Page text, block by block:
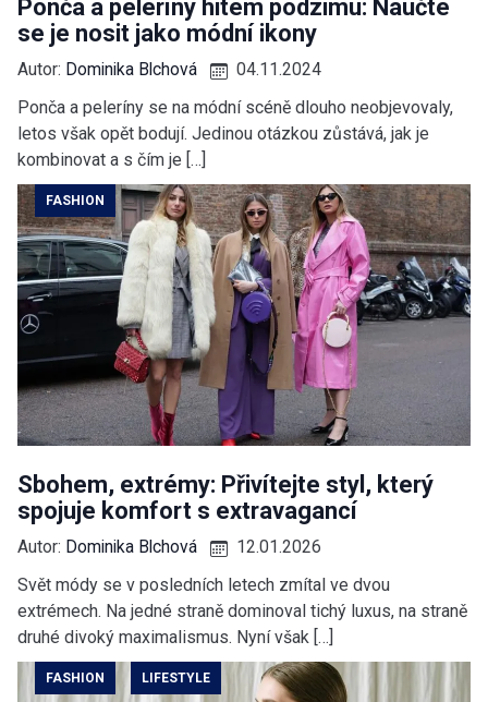
Ponča a peleríny hitem podzimu: Naučte
se je nosit jako módní ikony
Autor: Dominika Blchová
04.11.2024
Ponča a peleríny se na módní scéně dlouho neobjevovaly,
letos však opět bodují. Jedinou otázkou zůstává, jak je
kombinovat a s čím je […]
FASHION
Sbohem, extrémy: Přivítejte styl, který
spojuje komfort s extravagancí
Autor: Dominika Blchová
12.01.2026
Svět módy se v posledních letech zmítal ve dvou
extrémech. Na jedné straně dominoval tichý luxus, na straně
druhé divoký maximalismus. Nyní však […]
FASHION LIFESTYLE